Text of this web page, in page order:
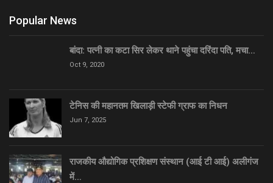
Popular News
बांदा: पत्नी का कटा सिर लेकर थाने पहुंचा दरिंदा पति, मचा…
Oct 9, 2020
टेनिस की महानतम खिलाड़ी स्टेफी ग्राफ का निधन
Jun 7, 2025
राजकीय औद्योगिक प्रशिक्षण संस्थान (आई टी आई) अलीगंज
में…